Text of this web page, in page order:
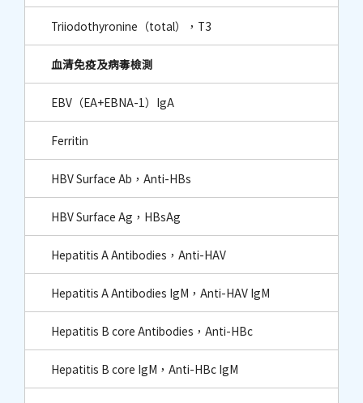
Triiodothyronine（total），T3
血清免疫及病毒檢測
EBV（EA+EBNA-1）IgA
Ferritin
HBV Surface Ab，Anti-HBs
HBV Surface Ag，HBsAg
Hepatitis A Antibodies，Anti-HAV
Hepatitis A Antibodies IgM，Anti-HAV IgM
Hepatitis B core Antibodies，Anti-HBc​
Hepatitis B core IgM，Anti-HBc IgM​